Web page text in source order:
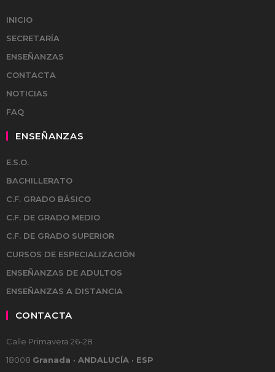
INICIO
SECRETARÍA
ENSEÑANZAS
CONTACTA
NOTICIAS
FAQ
ENSEÑANZAS
E.S.O.
BACHILLERATO
C.F. GRADO BÁSICO
C.F. DE GRADO MEDIO
C.F. DE GRADO SUPERIOR
CURSOS DE ESPECIALIZACIÓN
ENSEÑANZAS DE ADULTOS
ENSEÑANZAS A DISTANCIA
CONTACTA
Calle Primavera 26-28
18008 Granada · ANDALUCÍA · ESP